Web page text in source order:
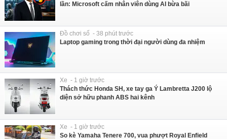
lần: Microsoft cấm nhân viên dùng AI bừa bãi
Đồ chơi số - 38 phút trước
Laptop gaming trong thời đại người dùng đa nhiệm
Xe - 1 giờ trước
Thách thức Honda SH, xe tay ga Ý Lambretta J200 lộ
diện sở hữu phanh ABS hai kênh
Xe - 1 giờ trước
So kè Yamaha Tenere 700, vua phượt Royal Enfield